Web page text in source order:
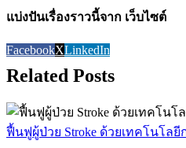
แบ่งปันเรื่องราวนี้จาก เว็บไซต์
FacebookXLinkedIn
Related Posts
ฟื้นฟูผู้ป่วย Stroke ด้วยเทคโนโล